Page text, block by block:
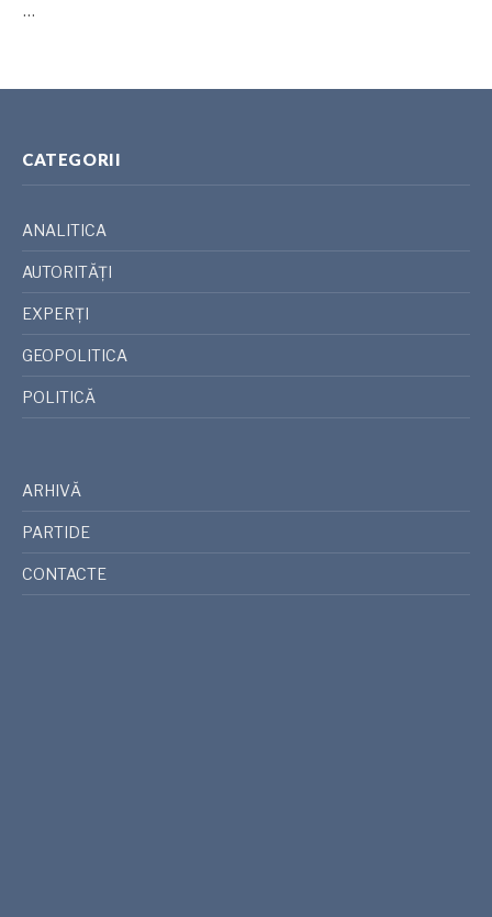
…
CATEGORII
ANALITICA
AUTORITĂȚI
EXPERȚI
GEOPOLITICA
POLITICĂ
ARHIVĂ
PARTIDE
CONTACTE